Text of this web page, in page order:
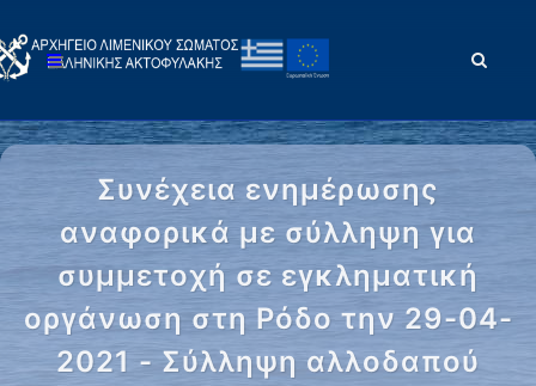
Συνέχεια ενημέρωσης
αναφορικά με σύλληψη για
συμμετοχή σε εγκληματική
οργάνωση στη Ρόδο την 29-04-
2021 - Σύλληψη αλλοδαπού